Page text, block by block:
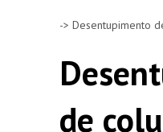
-> Desentupimento
de